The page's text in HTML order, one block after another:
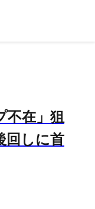
不在」狙
しに首